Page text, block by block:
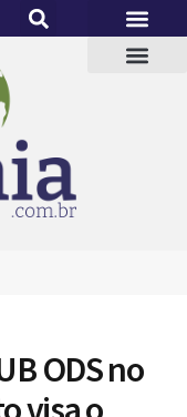
ODS no